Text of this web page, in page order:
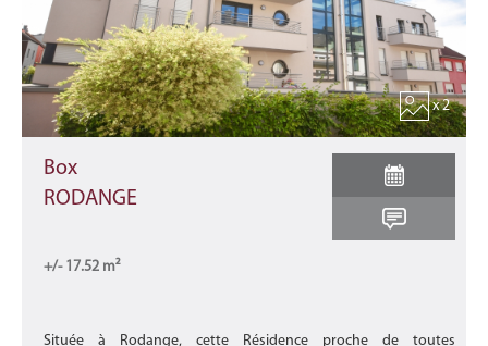
x 2
Box
RODANGE
+/- 17.52 m²
Située à Rodange, cette Résidence proche de toutes